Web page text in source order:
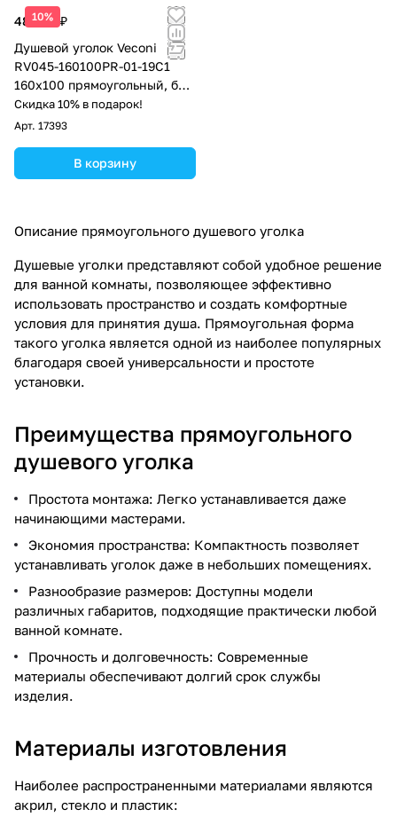
10%
48 954 ₽
Душевой уголок Veconi
RV045-160100PR-01-19C1
160х100 прямоугольный, без
поддона, прозрачное стекло,
хром
Скидка 10% в подарок!
Арт. 17393
В корзину
Описание прямоугольного душевого уголка
Душевые уголки представляют собой удобное решение
для ванной комнаты, позволяющее эффективно
использовать пространство и создать комфортные
условия для принятия душа. Прямоугольная форма
такого уголка является одной из наиболее популярных
благодаря своей универсальности и простоте
установки.
Преимущества прямоугольного
душевого уголка
Простота монтажа: Легко устанавливается даже
начинающими мастерами.
Экономия пространства: Компактность позволяет
устанавливать уголок даже в небольших помещениях.
Разнообразие размеров: Доступны модели
различных габаритов, подходящие практически любой
ванной комнате.
Прочность и долговечность: Современные
материалы обеспечивают долгий срок службы
изделия.
Материалы изготовления
Наиболее распространенными материалами являются
акрил, стекло и пластик: